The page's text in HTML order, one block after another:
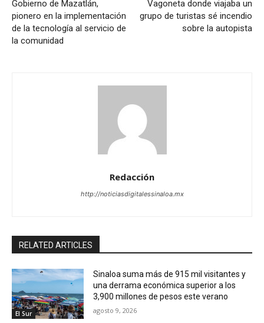
Gobierno de Mazatlán,
pionero en la implementación
de la tecnología al servicio de
la comunidad
Vagoneta donde viajaba un
grupo de turistas sé incendio
sobre la autopista
Redacción
http://noticiasdigitalessinaloa.mx
RELATED ARTICLES
El Sur
Sinaloa suma más de 915 mil visitantes y
una derrama económica superior a los
3,900 millones de pesos este verano
agosto 9, 2026